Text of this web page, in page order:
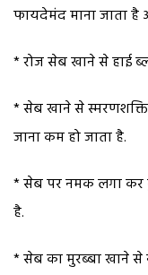
फायदेमंद माना जाता है
* रोज सेब खाने से हाई
* सेब खाने से
जाना कम हो जाता है.
* सेब पर नमक लगा कर
है.
* सेब का मुरब्बा खाने